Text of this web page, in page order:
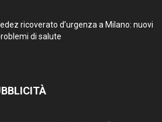
ricoverato d’urgenza a Milano: nuovi
di salute